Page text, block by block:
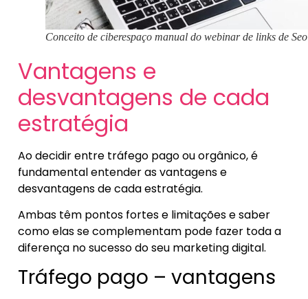
Conceito de ciberespaço manual do webinar de links de Seo
Vantagens e
desvantagens de cada
estratégia
Ao decidir entre tráfego pago ou orgânico, é
fundamental entender as vantagens e
desvantagens de cada estratégia.
Ambas têm pontos fortes e limitações e saber
como elas se complementam pode fazer toda a
diferença no sucesso do seu marketing digital.
Tráfego pago – vantagens